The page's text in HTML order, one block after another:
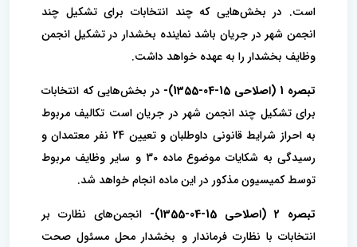
است. در بخش‌هایی که چند انتخابات برای تشکیل چند
انجمن شهر در جریان باشد نماینده بخشدار در تشکیل انجمن
وظایف بخشدار را به عهده خواهد داشت.
تبصره 1 (اصلاحی 15-04-1355)-
در بخش‌هایی که انتخابات
برای تشکیل چند انجمن شهر در جریان است تکالیف مربوط
به احراز شرایط قانونی داوطلبان و تعیین 24 نفر‌ معتمدان و
رسیدگی به شکایات موضوع ماده 30 و سایر وظایف مربوط
توسط کمیسیون مذکور در این ماده انجام خواهد شد.
تبصره 2 (اصلاحی 15-04-1355)-
انجمن‌های نظارت بر
انتخابات با نظارت فرماندار و بخشدار محل مسئول صحت